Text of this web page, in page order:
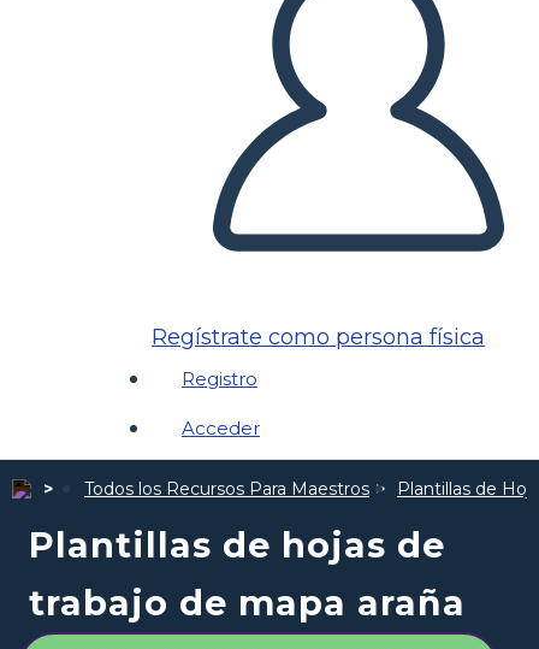
Regístrate como persona física
Registro
Acceder
Todos los Recursos Para Maestros Plantillas de
Plantillas de hojas de
trabajo de mapa araña